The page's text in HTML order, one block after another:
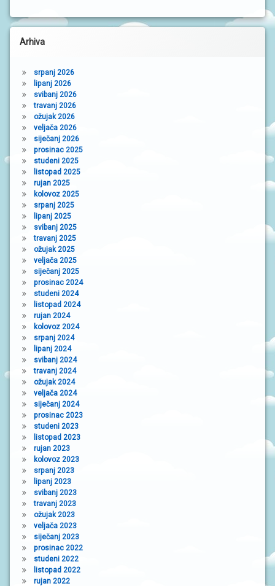
Arhiva
srpanj 2026
lipanj 2026
svibanj 2026
travanj 2026
ožujak 2026
veljača 2026
siječanj 2026
prosinac 2025
studeni 2025
listopad 2025
rujan 2025
kolovoz 2025
srpanj 2025
lipanj 2025
svibanj 2025
travanj 2025
ožujak 2025
veljača 2025
siječanj 2025
prosinac 2024
studeni 2024
listopad 2024
rujan 2024
kolovoz 2024
srpanj 2024
lipanj 2024
svibanj 2024
travanj 2024
ožujak 2024
veljača 2024
siječanj 2024
prosinac 2023
studeni 2023
listopad 2023
rujan 2023
kolovoz 2023
srpanj 2023
lipanj 2023
svibanj 2023
travanj 2023
ožujak 2023
veljača 2023
siječanj 2023
prosinac 2022
studeni 2022
listopad 2022
rujan 2022